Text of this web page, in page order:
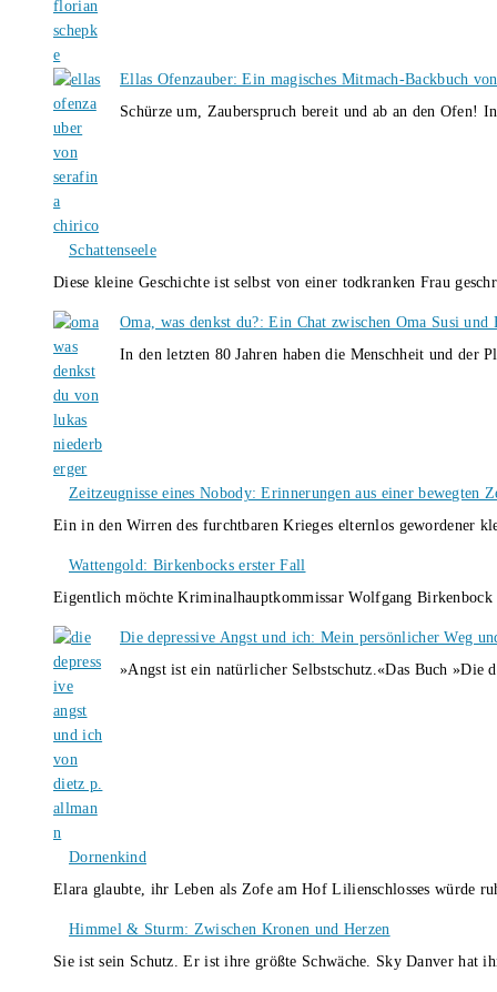
Ellas Ofenzauber: Ein magisches Mitmach-Backbuch
Schürze um, Zauberspruch bereit und ab an den Ofen!
Schattenseele
Diese kleine Geschichte ist selbst von einer todkranken Frau
Oma, was denkst du?: Ein Chat zwischen Oma Susi
In den letzten 80 Jahren haben die Menschheit und
Zeitzeugnisse eines Nobody: Erinnerungen aus einer bewegten
Ein in den Wirren des furchtbaren Krieges elternlos gewordener
Wattengold: Birkenbocks erster Fall
Eigentlich möchte Kriminalhauptkommissar Wolfgang
Die depressive Angst und ich: Mein persönlicher Weg
»Angst ist ein natürlicher Selbstschutz.«Das Buch
Dornenkind
Elara glaubte, ihr Leben als Zofe am Hof Lilienschlosses würde
Himmel & Sturm: Zwischen Kronen und Herzen
Sie ist sein Schutz. Er ist ihre größte Schwäche. Sky Danver